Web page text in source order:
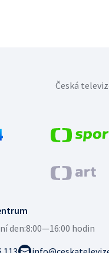
den:8:00—16:00 hodin
Česká